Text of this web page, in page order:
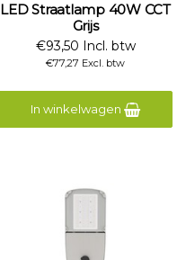
LED Straatlamp 40W CCT
Grijs
€93,50 Incl. btw
€77,27 Excl. btw
In winkelwagen